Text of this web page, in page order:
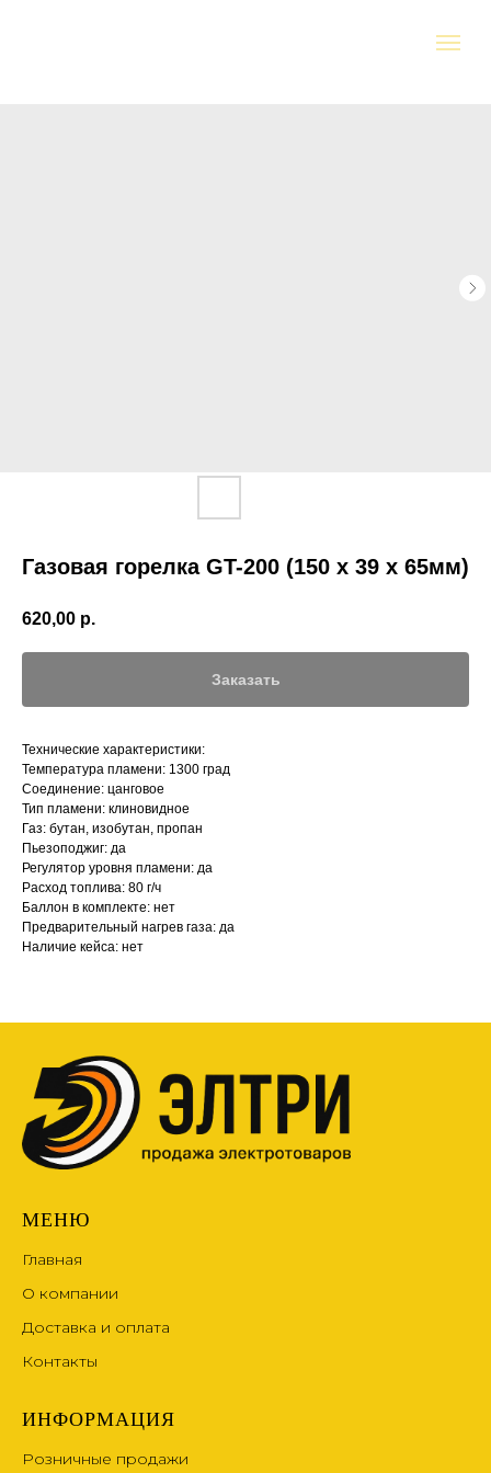
Газовая горелка GT-200 (150 х 39 х 65мм)
620,00 р.
Заказать
Технические характеристики:
Температура пламени: 1300 град
Соединение: цанговое
Тип пламени: клиновидное
Газ: бутан, изобутан, пропан
Пьезоподжиг: да
Регулятор уровня пламени: да
Расход топлива: 80 г/ч
Баллон в комплекте: нет
Предварительный нагрев газа: да
Наличие кейса: нет
МЕНЮ
Главная
О компании
Доставка и оплата
Контакты
ИНФОРМАЦИЯ
Розничные продажи